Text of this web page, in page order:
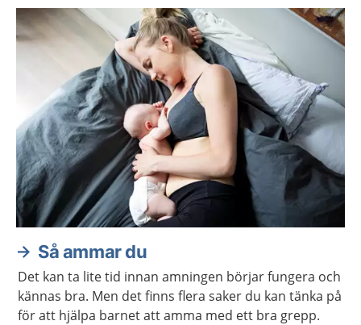
Så ammar du
Det kan ta lite tid innan amningen börjar fungera och
kännas bra. Men det finns flera saker du kan tänka på
för att hjälpa barnet att amma med ett bra grepp.